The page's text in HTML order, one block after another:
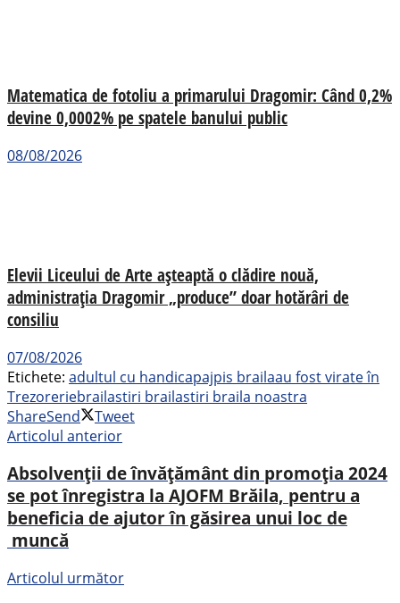
Matematica de fotoliu a primarului Dragomir: Când 0,2%
devine 0,0002% pe spatele banului public
08/08/2026
Elevii Liceului de Arte așteaptă o clădire nouă,
administrația Dragomir „produce” doar hotărâri de
consiliu
07/08/2026
Etichete: adultul cu handicapajpis brailaau fost virate în
Trezoreriebrailastiri brailastiri braila noastra
ShareSend
Tweet
Articolul anterior
Absolvenţii de învățământ din promoţia 2024
se pot înregistra la AJOFM Brăila, pentru a
beneficia de ajutor în găsirea unui loc de
muncă
Articolul următor